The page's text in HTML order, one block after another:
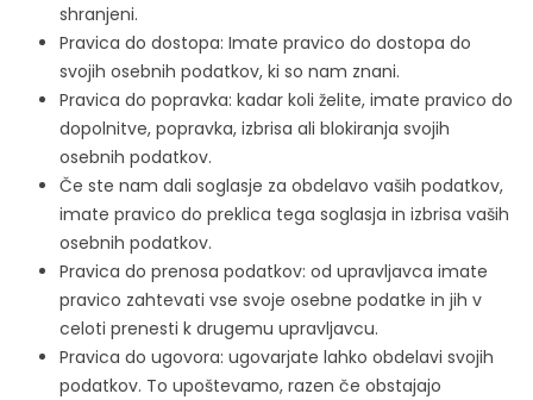
shranjeni.
Pravica do dostopa: Imate pravico do dostopa do
svojih osebnih podatkov, ki so nam znani.
Pravica do popravka: kadar koli želite, imate pravico do
dopolnitve, popravka, izbrisa ali blokiranja svojih
osebnih podatkov.
Če ste nam dali soglasje za obdelavo vaših podatkov,
imate pravico do preklica tega soglasja in izbrisa vaših
osebnih podatkov.
Pravica do prenosa podatkov: od upravljavca imate
pravico zahtevati vse svoje osebne podatke in jih v
celoti prenesti k drugemu upravljavcu.
Pravica do ugovora: ugovarjate lahko obdelavi svojih
podatkov. To upoštevamo, razen če obstajajo